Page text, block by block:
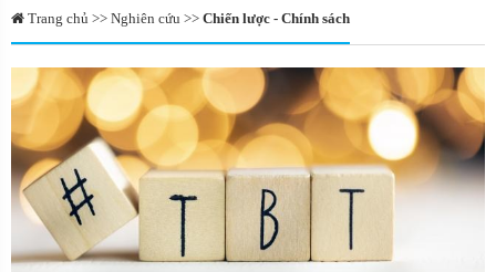
Trang chủ >> Nghiên cứu >> Chiến lược - Chính sách